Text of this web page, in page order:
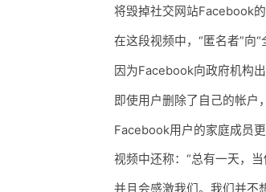
将毁掉社交网站Facebook
在这段视频中，“匿名者”向
因为Facebook向政府机构
即使用户删除了自己的帐
Facebook用户的家庭成员更
视频中还称：“总有一天，
并且会感激我们。我们并不